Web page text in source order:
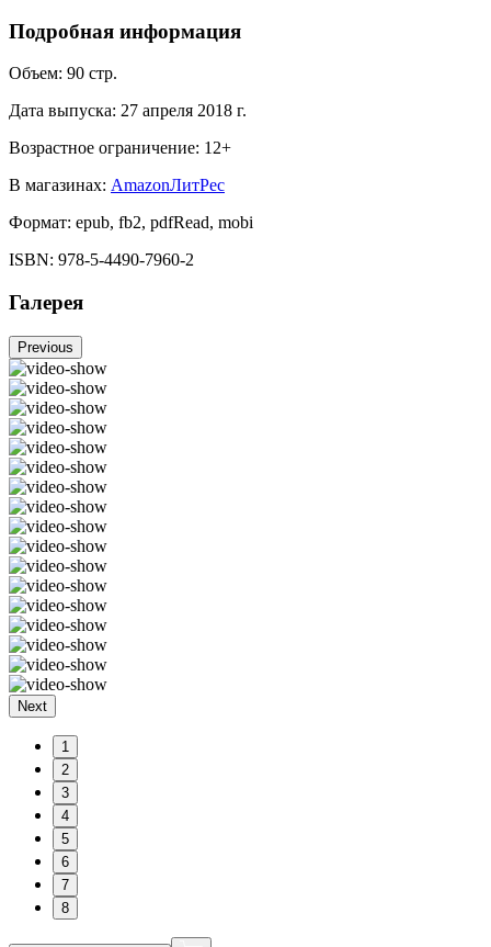
Подробная информация
Объем: 90 стр.
Дата выпуска: 27 апреля 2018 г.
Возрастное ограничение: 12+
В магазинах: AmazonЛитРес
Формат: epub, fb2, pdfRead, mobi
ISBN: 978-5-4490-7960-2
Галерея
Previous
Next
1
2
3
4
5
6
7
8